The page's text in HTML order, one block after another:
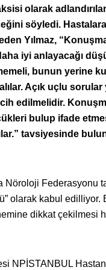
olarak
söyledi. Hastalara
Yılmaz,
iyi anlayacağı
bunun yerine
Açık uçlu sorular
edilmelidir.
bulup ifade
tavsiyesinde
Nöroloji Federasyonu
olarak kabul edilliyor.
dikkat çekilmesi
NPİSTANBUL